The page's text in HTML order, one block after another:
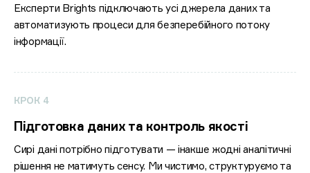
Експерти Brights підключають усі джерела даних та
автоматизують процеси для безперебійного потоку
інформації.
КРОК 4
Підготовка даних та контроль якості
Сирі дані потрібно підготувати — інакше жодні аналітичні
рішення не матимуть сенсу. Ми чистимо, структуруємо та